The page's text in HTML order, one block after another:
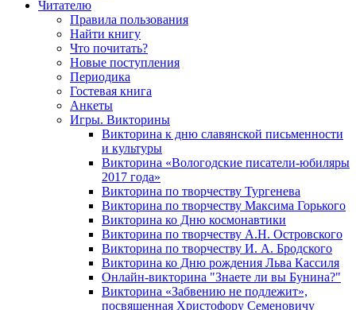
Читателю
Правила пользования
Найти книгу
Что почитать?
Новые поступления
Периодика
Гостевая книга
Анкеты
Игры. Викторины
Викторина к дню славянской письменности
и культуры
Викторина «Вологодские писатели-юбиляры
2017 года»
Викторина по творчеству Тургенева
Викторина по творчеству Максима Горького
Викторина ко Дню космонавтики
Викторина по творчеству А.Н. Островского
Викторина по творчеству И. А. Бродского
Викторина ко Дню рождения Льва Кассиля
Онлайн-викторина "Знаете ли вы Бунина?"
Викторина «Забвению не подлежит»,
посвященная Христофору Семеновичу